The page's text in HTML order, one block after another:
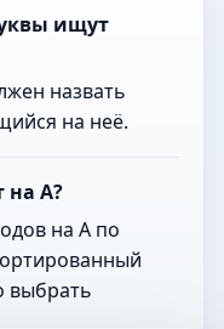
ищут
назвать
на неё.
на А?
на А по
выбрать